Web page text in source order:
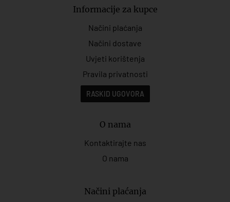
Informacije za kupce
Načini plaćanja
Načini dostave
Uvjeti korištenja
Pravila privatnosti
RASKID UGOVORA
O nama
Kontaktirajte nas
O nama
Načini plaćanja